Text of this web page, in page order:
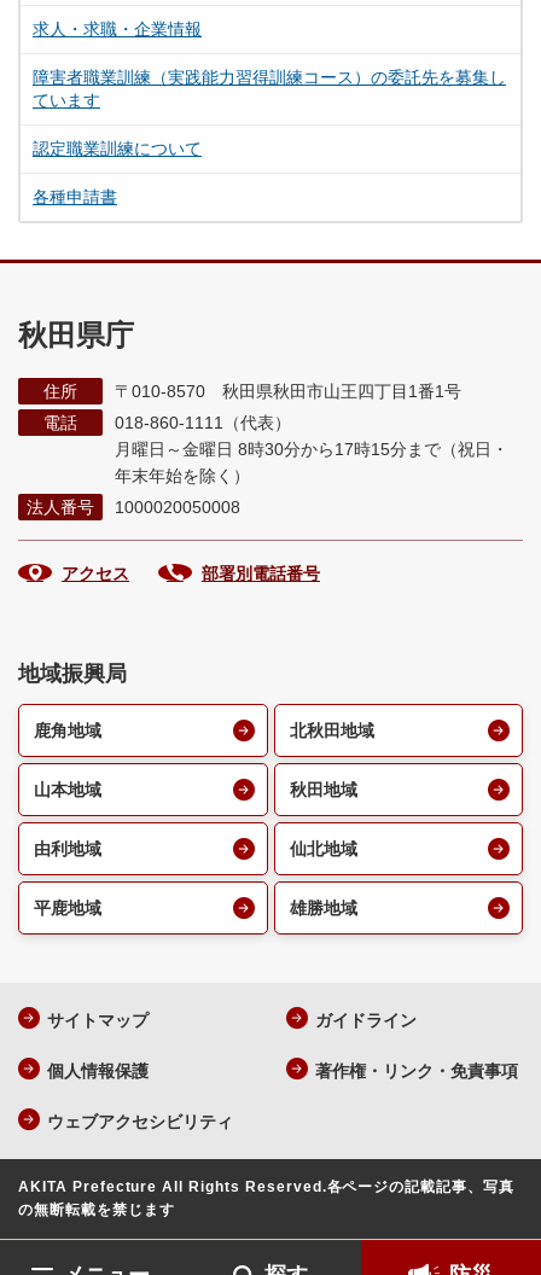
求人・求職・企業情報
障害者職業訓練（実践能力習得訓練コース）の委託先を募集し
ています
認定職業訓練について
各種申請書
秋田県庁
住所
〒010-8570 秋田県秋田市山王四丁目1番1号
電話
018-860-1111（代表）
月曜日～金曜日 8時30分から17時15分まで （祝日・
年末年始を除く）
法人番号
1000020050008
アクセス 部署別電話番号
地域振興局
鹿角地域 北秋田地域
山本地域 秋田地域
由利地域 仙北地域
平鹿地域 雄勝地域
サイトマップ ガイドライン
個人情報保護 著作権・リンク・免責事項
ウェブアクセシビリティ
AKITA Prefecture All Rights Reserved.各ページの記載記事、写真
の無断転載を禁じます